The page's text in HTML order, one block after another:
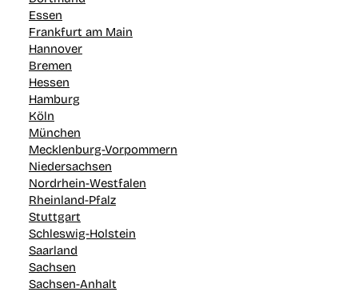
Essen
Frankfurt am Main
Hannover
Bremen
Hessen
Hamburg
Köln
München
Mecklenburg-Vorpommern
Niedersachsen
Nordrhein-Westfalen
Rheinland-Pfalz
Stuttgart
Schleswig-Holstein
Saarland
Sachsen
Sachsen-Anhalt